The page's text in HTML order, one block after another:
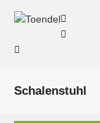
Schalenstuhl